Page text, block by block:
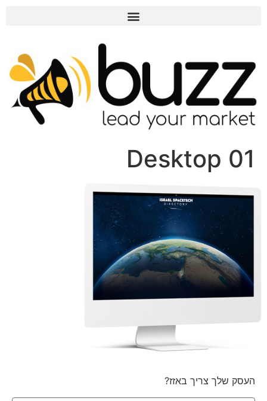
01 Desktop
העסק שלך צריך באזז?